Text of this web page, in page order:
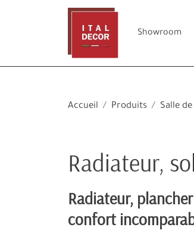
Accueil Produits Salle
Radiateur,
Radiateur,
confort
Showroom